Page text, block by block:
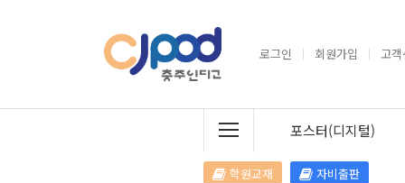
로그인 회원가입 고
포스터(디지털)
학원교재 자비출판